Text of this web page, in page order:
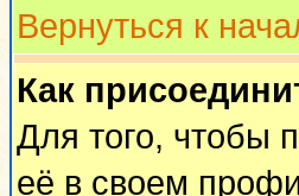
Вернуться к
Как
Для того, чтобы
её в своем